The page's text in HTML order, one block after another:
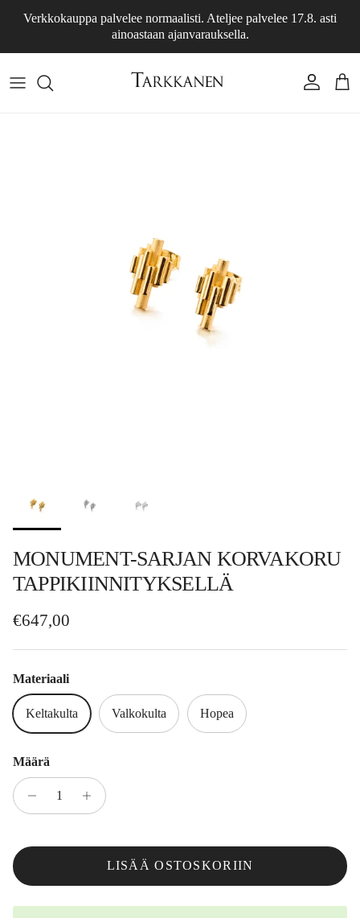
Verkkokauppa palvelee normaalisti. Ateljee palvelee 17.8. asti
ainoastaan ajanvarauksella.
Tili
MONUMENT-SARJAN KORVAKORU
TAPPIKIINNITYKSELLÄ
Normaalihinta
€647,00
Materiaali
Keltakulta Valkokulta Hopea
Määrä
LISÄÄ OSTOSKORIIN